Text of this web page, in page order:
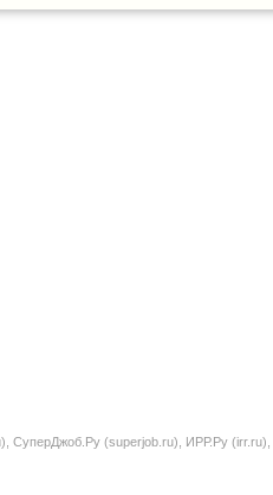
СуперДжоб.Ру (superjob.ru), ИРР.Ру